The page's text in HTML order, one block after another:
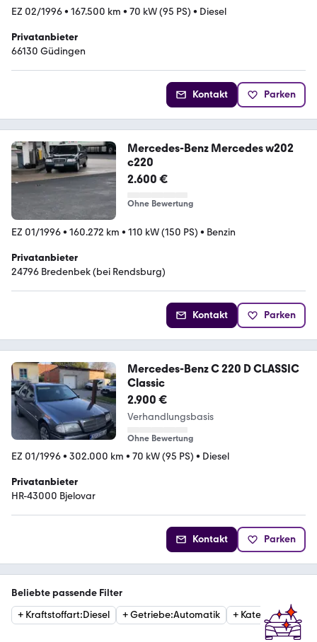
EZ 02/1996• 167.500 km • 70 kW (95 PS) • Diesel
Privatanbieter
66130 Güdingen
Kontakt Parken
Mercedes-Benz Mercedes w202
c220
2.600 €
Ohne Bewertung
EZ 01/1996• 160.272 km • 110 kW (150 PS) • Benzin
Privatanbieter
24796 Bredenbek (bei Rendsburg)
Kontakt Parken
Mercedes-Benz C 220 D CLASSIC
Classic
2.900 €
Verhandlungsbasis
Ohne Bewertung
EZ 01/1996• 302.000 km • 70 kW (95 PS) • Diesel
Privatanbieter
HR-43000 Bjelovar
Kontakt Parken
Beliebte passende Filter
+ Kraftstoffart:Diesel +Getriebe:Automatik + Kategorie: